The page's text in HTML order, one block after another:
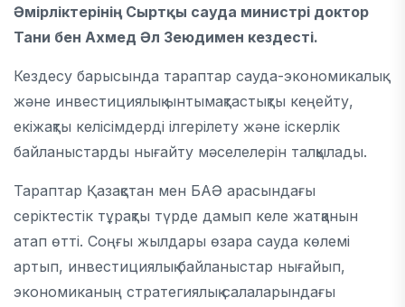
Әмірліктерінің Сыртқы сауда министрі доктор
Тани бен Ахмед Әл Зеюдимен кездесті.
Кездесу барысында тараптар сауда-экономикалық
және инвестициялық ынтымақтастықты кеңейту,
екіжақты келісімдерді ілгерілету және іскерлік
байланыстарды нығайту мәселелерін талқылады.
Тараптар Қазақстан мен БАӘ арасындағы
серіктестік тұрақты түрде дамып келе жатқанын
атап өтті. Соңғы жылдары өзара сауда көлемі
артып, инвестициялық байланыстар нығайып,
экономиканың стратегиялық салаларындағы